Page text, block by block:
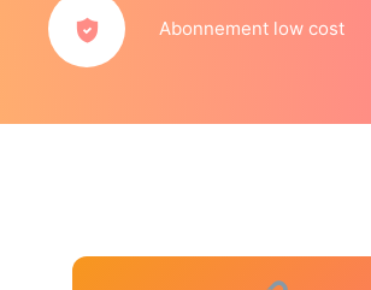
Abonnement low cost